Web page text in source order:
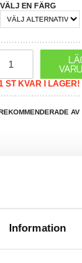
Information
VÄLJ EN FÄRG
ST KVAR I LAGER!